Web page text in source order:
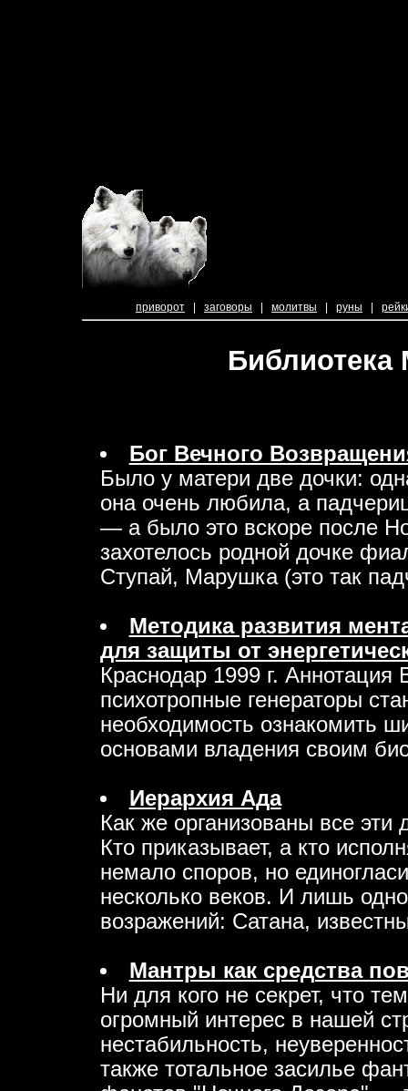
приворот заговоры молитвы руны
Библиотека
Бог Вечного
Было у матери две дочки:
она очень любила, а
— а было это вскоре после
захотелось родной дочке
Ступай, Марушка (это так
Методика развития
для защиты от
Краснодар 1999 г.
психотропные генераторы
необходимость ознакомить
основами владения своим
Иерархия Ада
Как же организованы все эти
Кто приказывает, а кто
немало споров, но
несколько веков. И лишь
возражений: Сатана,
Мантры как средства
Ни для кого не секрет, что
огромный интерес в нашей
нестабильность,
также тотальное засилье